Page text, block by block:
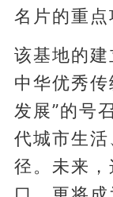
名片的重点
该基地的
中华优秀
发展”的号
代城市生
径。未来